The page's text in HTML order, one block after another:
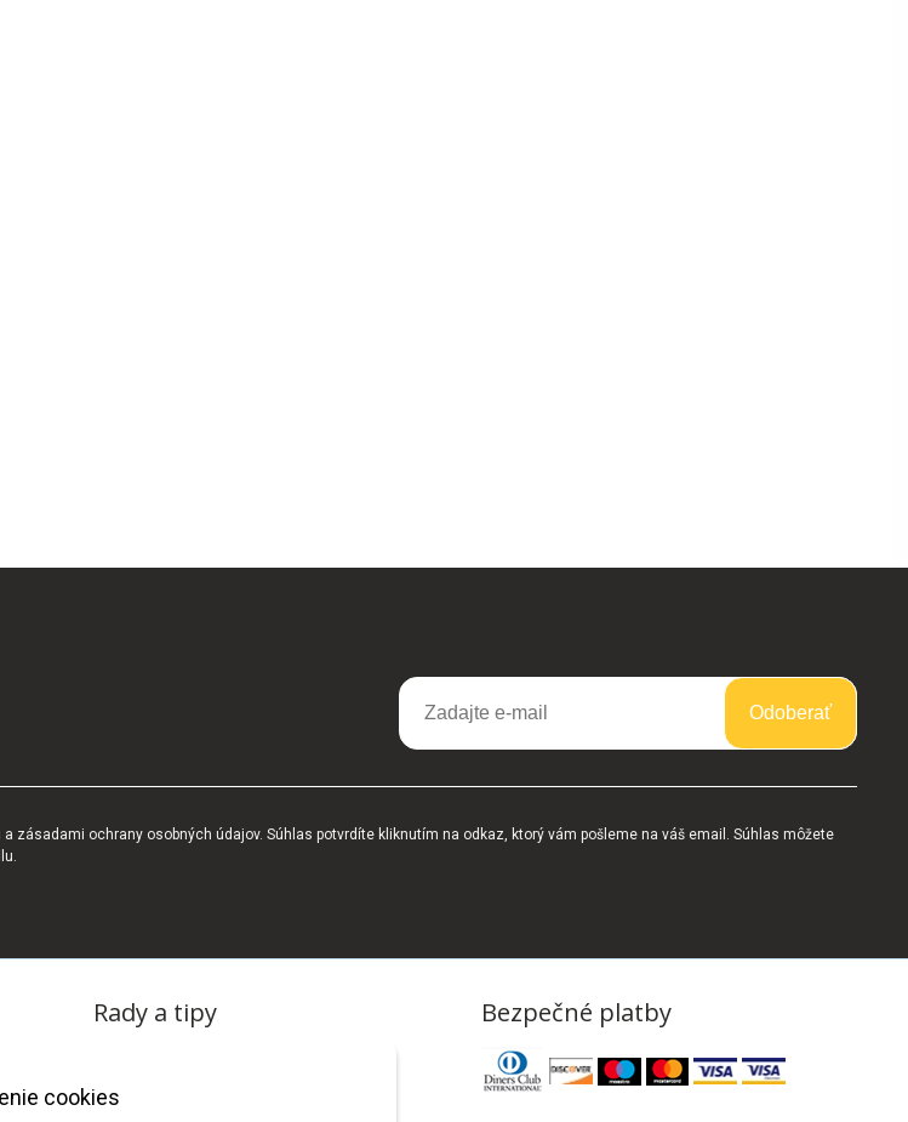
cookies
Odoberať
ochrany osobných údajov. Súhlas potvrdíte kliknutím na odkaz, ktorý vám pošleme na váš email. Súhlas môžete
Rady a tipy Bezpečné platby